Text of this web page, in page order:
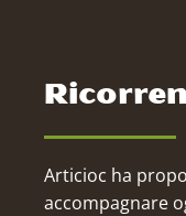
Articioc ha
accompagnare